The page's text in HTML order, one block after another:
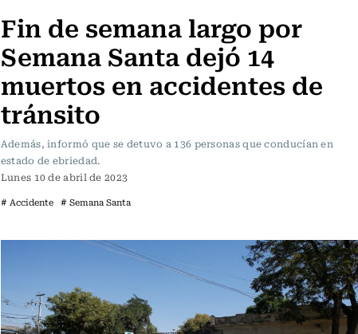
Fin de semana largo por
Semana Santa dejó 14
muertos en accidentes de
tránsito
Además, informó que se detuvo a 136 personas que conducían en
estado de ebriedad.
Lunes 10 de abril de 2023
# Accidente # Semana Santa